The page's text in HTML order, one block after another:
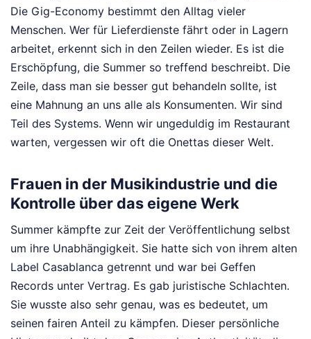
Die Gig-Economy bestimmt den Alltag vieler
Menschen. Wer für Lieferdienste fährt oder in Lagern
arbeitet, erkennt sich in den Zeilen wieder. Es ist die
Erschöpfung, die Summer so treffend beschreibt. Die
Zeile, dass man sie besser gut behandeln sollte, ist
eine Mahnung an uns alle als Konsumenten. Wir sind
Teil des Systems. Wenn wir ungeduldig im Restaurant
warten, vergessen wir oft die Onettas dieser Welt.
Frauen in der Musikindustrie und die
Kontrolle über das eigene Werk
Summer kämpfte zur Zeit der Veröffentlichung selbst
um ihre Unabhängigkeit. Sie hatte sich von ihrem alten
Label Casablanca getrennt und war bei Geffen
Records unter Vertrag. Es gab juristische Schlachten.
Sie wusste also sehr genau, was es bedeutet, um
seinen fairen Anteil zu kämpfen. Dieser persönliche